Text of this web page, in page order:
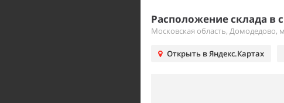
Расположение склада в
Московская область,
Открыть в Яндекс.Картах